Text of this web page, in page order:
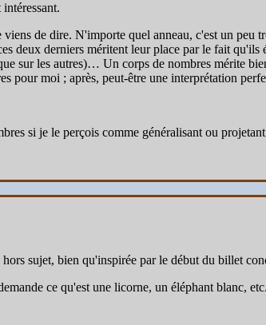
de dire. N'importe quel anneau, c'est un
deux derniers méritent leur place par le fait
sur les autres)… Un corps de nombres mérite
pour moi ; après, peut-être une interprétation
si je le perçois comme généralisant ou
sujet, bien qu'inspirée par le début du billet
ce qu'est une licorne, un éléphant blanc,